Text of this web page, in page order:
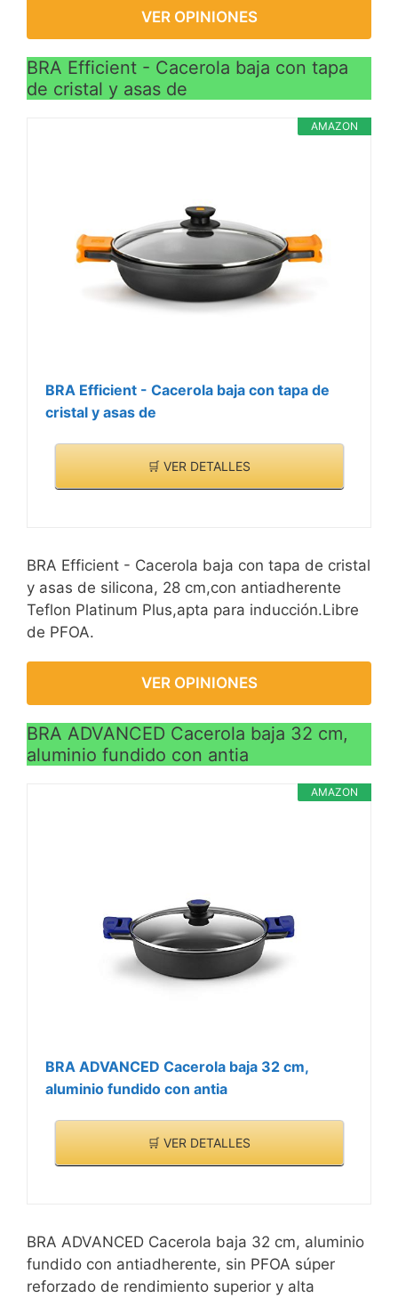
VER OPINIONES
BRA Efficient - Cacerola baja con tapa
de cristal y asas de
AMAZON
BRA Efficient - Cacerola baja con tapa de
cristal y asas de
🛒 VER DETALLES
BRA Efficient - Cacerola baja con tapa de cristal
y asas de silicona, 28 cm,con antiadherente
Teflon Platinum Plus,apta para inducción.Libre
de PFOA.
VER OPINIONES
BRA ADVANCED Cacerola baja 32 cm,
aluminio fundido con antia
AMAZON
BRA ADVANCED Cacerola baja 32 cm,
aluminio fundido con antia
🛒 VER DETALLES
BRA ADVANCED Cacerola baja 32 cm, aluminio
fundido con antiadherente, sin PFOA súper
reforzado de rendimiento superior y alta